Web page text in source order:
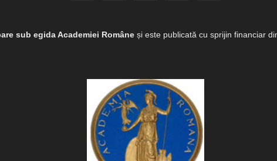
sub egida Academiei Române și este publicată cu sprijin financiar